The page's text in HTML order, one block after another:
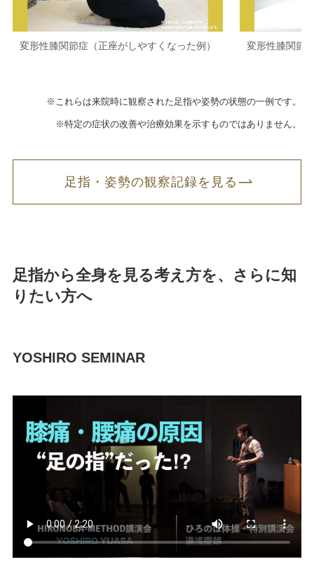
変形性膝関節症（正座がしやすくなった例） 変形性膝関節
※これらは来院時に観察された足指や姿勢の状態の一例です。
※特定の症状の改善や治療効果を示すものではありません。
足指・姿勢の観察記録を見る
足指から全身を見る考え方を、さらに知
りたい方へ
YOSHIRO SEMINAR